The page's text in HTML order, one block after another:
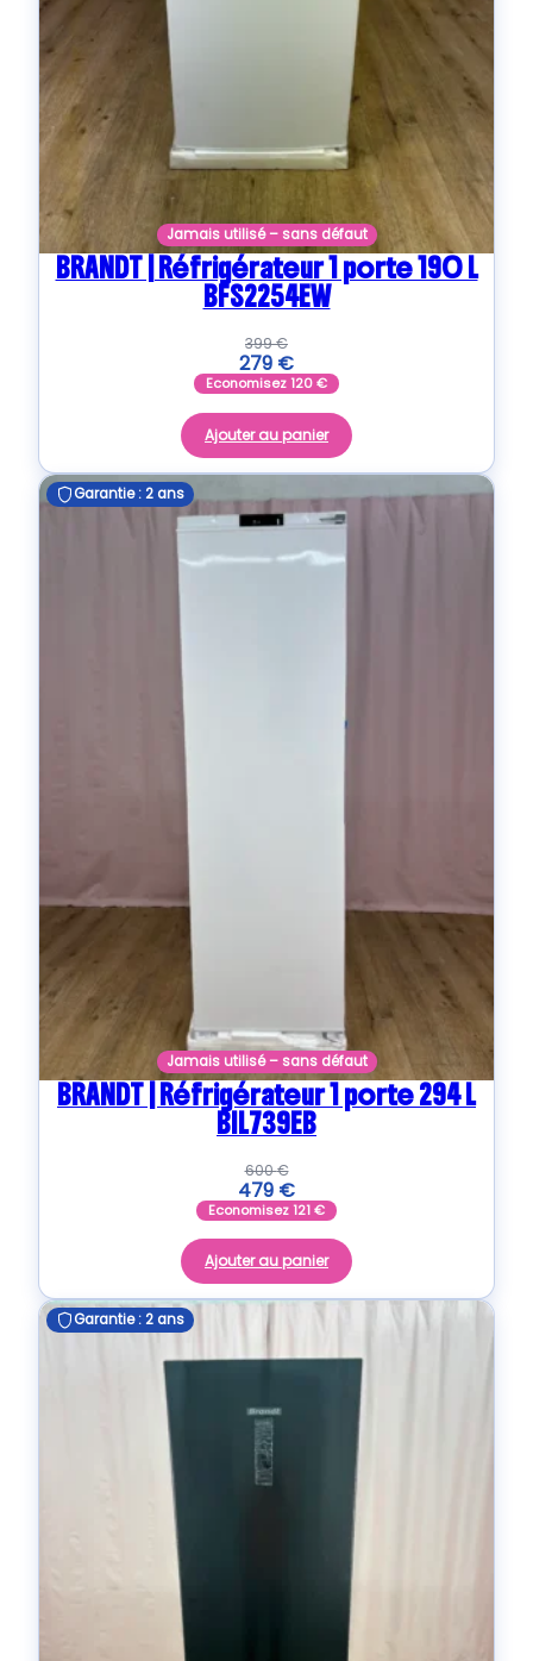
Jamais utilisé – sans défaut
BRANDT | Réfrigérateur 1 porte 190 L
BFS2254EW
399€
279 €
Economisez120€
Ajouter au panier
Garantie : 2 ans
Jamais utilisé – sans défaut
BRANDT | Réfrigérateur 1 porte 294 L
BIL739EB
600€
479 €
Economisez121€
Ajouter au panier
Garantie : 2 ans